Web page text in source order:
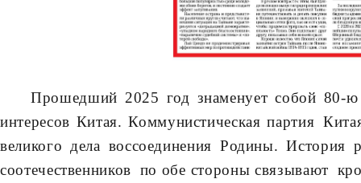
Прошедший 2025 год знаменует собой 80-ю
интересов Китая. Коммунистическая партия
великого дела воссоединения Родины. История
соотечественников по обе стороны связывают